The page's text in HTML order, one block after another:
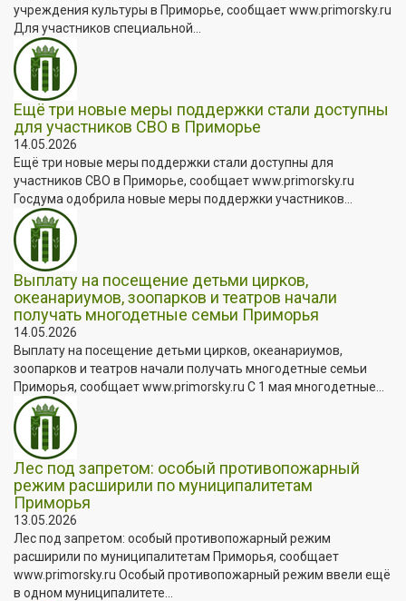
учреждения культуры в Приморье, сообщает www.primorsky.ru
Для участников специальной...
Ещё три новые меры поддержки стали доступны
для участников СВО в Приморье
14.05.2026
Ещё три новые меры поддержки стали доступны для
участников СВО в Приморье, сообщает www.primorsky.ru
Госдума одобрила новые меры поддержки участников...
Выплату на посещение детьми цирков,
океанариумов, зоопарков и театров начали
получать многодетные семьи Приморья
14.05.2026
Выплату на посещение детьми цирков, океанариумов,
зоопарков и театров начали получать многодетные семьи
Приморья, сообщает www.primorsky.ru С 1 мая многодетные...
Лес под запретом: особый противопожарный
режим расширили по муниципалитетам
Приморья
13.05.2026
Лес под запретом: особый противопожарный режим
расширили по муниципалитетам Приморья, сообщает
www.primorsky.ru Особый противопожарный режим ввели ещё
в одном муниципалитете...